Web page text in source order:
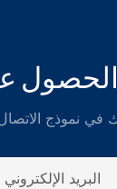
الحصول
البريد الإلكتروني